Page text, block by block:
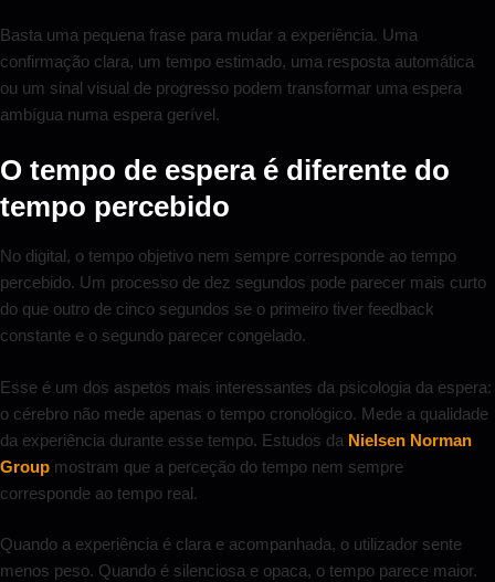
Basta uma pequena frase para mudar a experiência. Uma
confirmação clara, um tempo estimado, uma resposta automática
ou um sinal visual de progresso podem transformar uma espera
ambígua numa espera gerível.
O tempo de espera é diferente do
tempo percebido
No digital, o tempo objetivo nem sempre corresponde ao tempo
percebido. Um processo de dez segundos pode parecer mais curto
do que outro de cinco segundos se o primeiro tiver feedback
constante e o segundo parecer congelado.
Esse é um dos aspetos mais interessantes da psicologia da espera:
o cérebro não mede apenas o tempo cronológico. Mede a qualidade
da experiência durante esse tempo. Estudos da Nielsen Norman
Group mostram que a perceção do tempo nem sempre
corresponde ao tempo real.
Quando a experiência é clara e acompanhada, o utilizador sente
menos peso. Quando é silenciosa e opaca, o tempo parece maior.